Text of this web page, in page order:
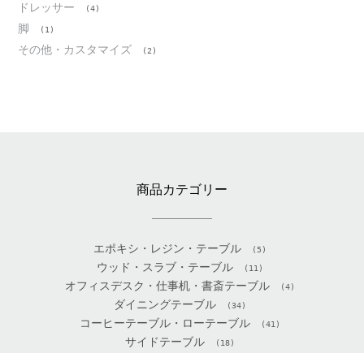
ドレッサー (4)
脚 (1)
その他・カスタマイズ (2)
商品カテゴリー
エポキシ・レジン・テーブル (5)
ウッド・スラブ・テーブル (11)
オフィスデスク・仕事机・書斎テーブル (4)
ダイニングテーブル (34)
コーヒーテーブル・ローテーブル (41)
サイドテーブル (18)